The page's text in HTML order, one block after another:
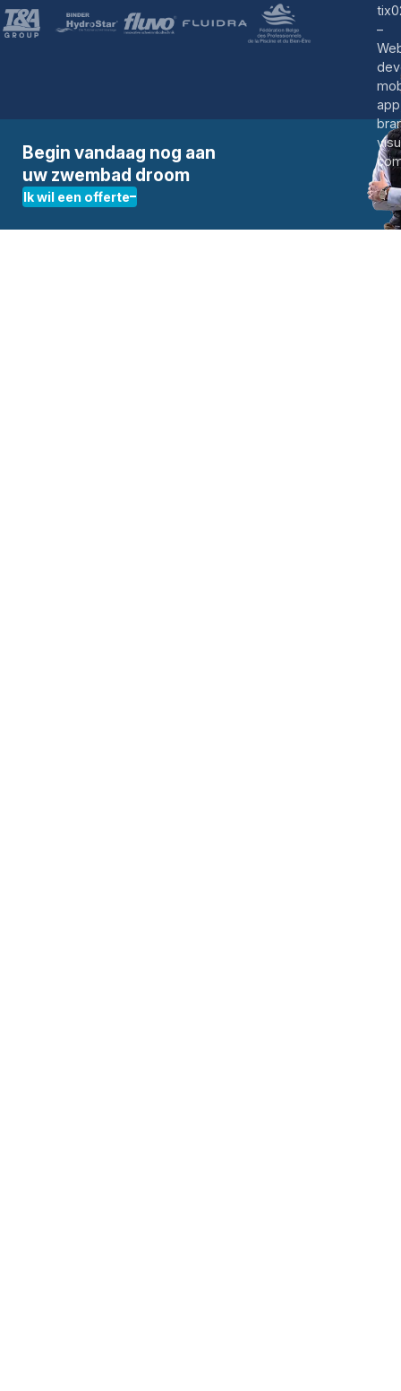
Begin vandaag nog aan
uw zwembad droom
Ik wil een offerte